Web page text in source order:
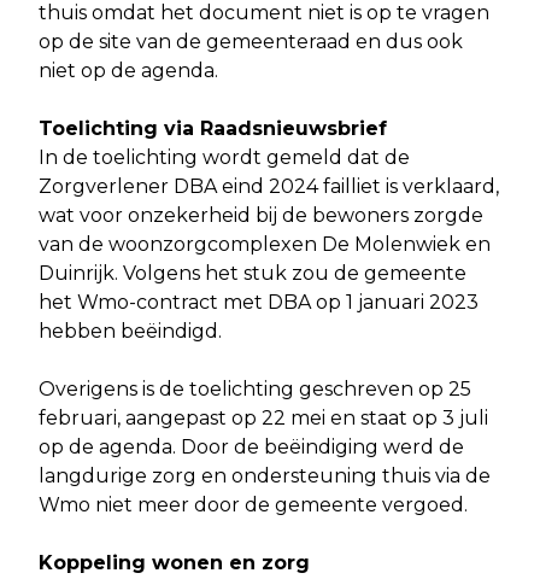
thuis omdat het document niet is op te vragen
op de site van de gemeenteraad en dus ook
niet op de agenda.
Toelichting via Raadsnieuwsbrief
In de toelichting wordt gemeld dat de
Zorgverlener DBA eind 2024 failliet is verklaard,
wat voor onzekerheid bij de bewoners zorgde
van de woonzorgcomplexen De Molenwiek en
Duinrijk. Volgens het stuk zou de gemeente
het Wmo-contract met DBA op 1 januari 2023
hebben beëindigd.
Overigens is de toelichting geschreven op 25
februari, aangepast op 22 mei en staat op 3 juli
op de agenda. Door de beëindiging werd de
langdurige zorg en ondersteuning thuis via de
Wmo niet meer door de gemeente vergoed.
Koppeling wonen en zorg